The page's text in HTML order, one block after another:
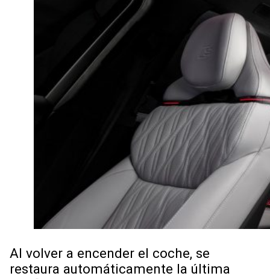
Al volver a encender el coche, se
restaura automáticamente la última